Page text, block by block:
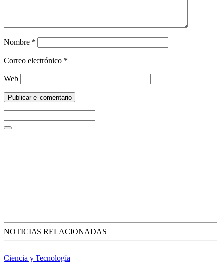
Nombre *
Correo electrónico *
Web
NOTICIAS RELACIONADAS
Ciencia y Tecnología